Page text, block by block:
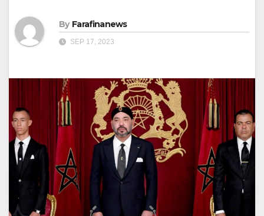
By Farafinanews
SEP 17, 2023